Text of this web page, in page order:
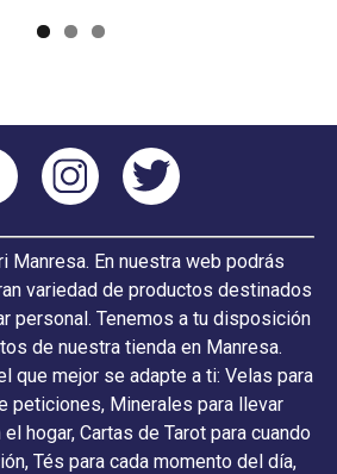
Manresa. En nuestra web podrás
variedad de productos destinados
personal. Tenemos a tu disposición
de nuestra tienda en Manresa.
que mejor se adapte a ti: Velas para
peticiones, Minerales para llevar
hogar, Cartas de Tarot para cuando
Tés para cada momento del día,